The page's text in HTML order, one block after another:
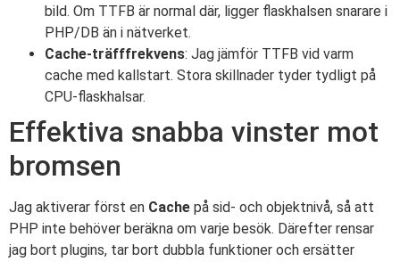
bild. Om TTFB är normal där, ligger flaskhalsen snarare i
PHP/DB än i nätverket.
Cache-träfffrekvens: Jag jämför TTFB vid varm
cache med kallstart. Stora skillnader tyder tydligt på
CPU-flaskhalsar.
Effektiva snabba vinster mot
bromsen
Jag aktiverar först en Cache på sid- och objektnivå, så att
PHP inte behöver beräkna om varje besök. Därefter rensar
jag bort plugins, tar bort dubbla funktioner och ersätter